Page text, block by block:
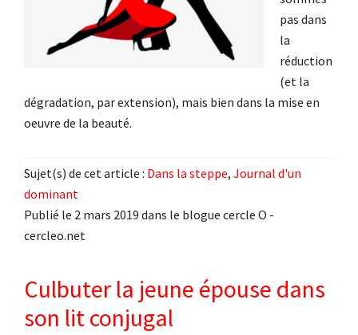
pas dans
la
réduction
(et la
dégradation, par extension), mais bien dans la mise en
oeuvre de la beauté.
Sujet(s) de cet article : Dans la steppe, Journal d'un
dominant
Publié le 2 mars 2019 dans le blogue cercle O -
cercleo.net
Culbuter la jeune épouse dans
son lit conjugal